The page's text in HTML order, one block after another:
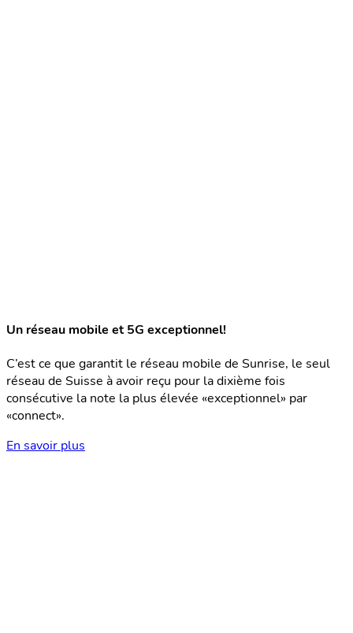
Un réseau mobile et 5G exceptionnel!
C’est ce que garantit le réseau mobile de Sunrise, le seul
réseau de Suisse à avoir reçu pour la dixième fois
consécutive la note la plus élevée «exceptionnel» par
«connect».
En savoir plus